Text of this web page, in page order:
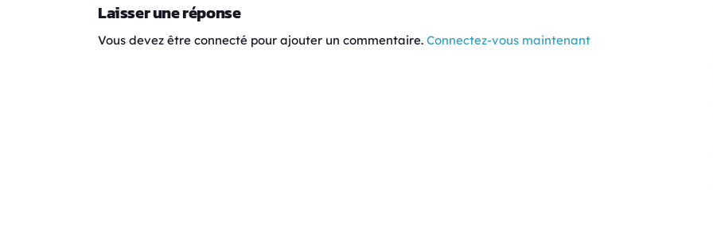
Laisser une réponse
Vous devez être connecté pour ajouter un commentaire. Connectez-vous maintenant